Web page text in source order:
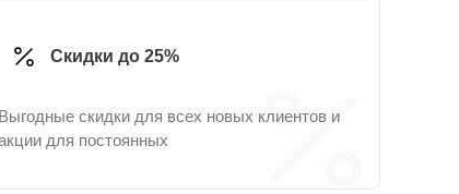
Скидки до 25%
Выгодные скидки для всех новых клиентов и
для постоянных